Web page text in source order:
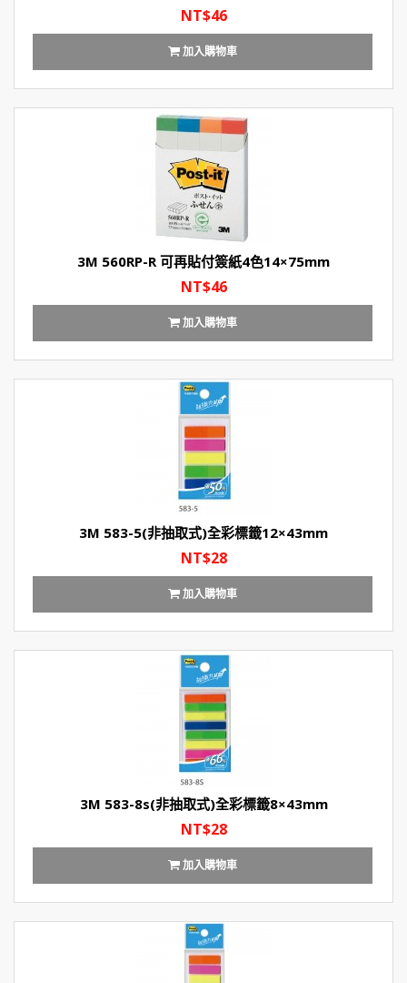
NT$46
加入購物車
3M 560RP-R 可再貼付簽紙4色14×75mm
NT$46
加入購物車
3M 583-5(非抽取式)全彩標籤12×43mm
NT$28
加入購物車
3M 583-8s(非抽取式)全彩標籤8×43mm
NT$28
加入購物車